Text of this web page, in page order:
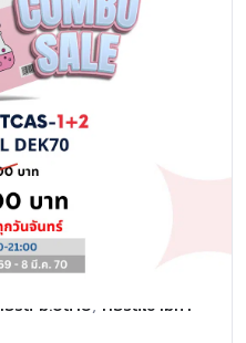
+ ตะลุยโจทย์
หาวิทยาลัย
อร์ส ม.ปลาย, คอร์สเข้ามหา